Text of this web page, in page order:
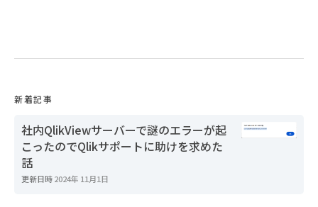
新着記事
社内QlikViewサーバーで謎のエラーが起
こったのでQlikサポートに助けを求めた
話
更新日時2024年 11月1日